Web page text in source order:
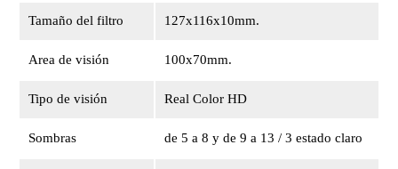
Tamaño del filtro 127x116x10mm.
Area de visión 100x70mm.
Tipo de visión Real Color HD
Sombras de 5 a 8 y de 9 a 13 / 3 estado claro